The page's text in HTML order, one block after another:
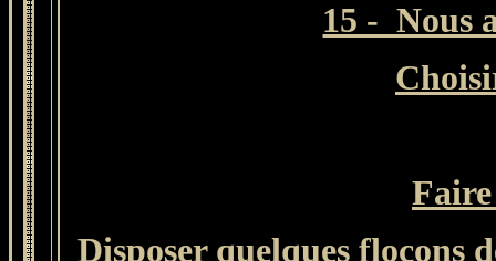
15 - Nous
Disposer quelques flocons